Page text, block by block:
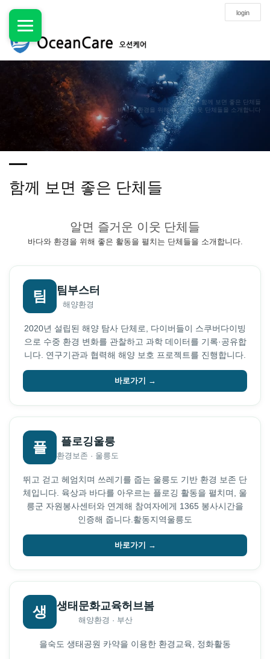
login
함께 보면 좋은 단체들
바다와 환경을 위해 애쓰는 이웃 단체들을 소개합니다
함께 보면 좋은 단체들
알면 즐거운 이웃 단체들
바다와 환경을 위해 좋은 활동을 펼치는 단체들을 소개합니다.
팀 팀부스터
해양환경
2020년 설립된 해양 탐사 단체로, 다이버들이 스쿠버다이빙
으로 수중 환경 변화를 관찰하고 과학 데이터를 기록·공유합
니다. 연구기관과 협력해 해양 보호 프로젝트를 진행합니다.
바로가기 →
플 플로깅울릉
환경보존 · 울릉도
뛰고 걷고 헤엄치며 쓰레기를 줍는 울릉도 기반 환경 보존 단
체입니다. 육상과 바다를 아우르는 플로깅 활동을 펼치며, 울
릉군 자원봉사센터와 연계해 참여자에게 1365 봉사시간을
인증해 줍니다.활동지역울릉도
바로가기 →
생 생태문화교육허브봄
해양환경 · 부산
을숙도 생태공원 카약을 이용한 환경교육, 정화활동